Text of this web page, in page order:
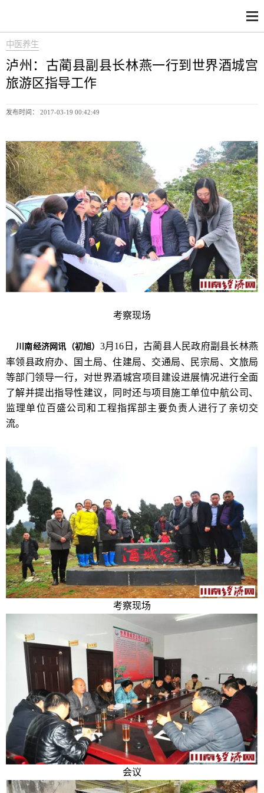
中医养生
泸州：古蔺县副县长林燕一行到世界酒城宫
旅游区指导工作
发布时间： 2017-03-19 00:42:49
考察现场
川南经济网讯（初旭） 3月16日，古蔺县人民政府副县长林燕
率领县政府办、国土局、住建局、交通局、民宗局、文旅局
等部门领导一行，对世界酒城宫项目建设进展情况进行全面
了解并提出指导性建议，同时还与项目施工单位中航公司、
监理单位百盛公司和工程指挥部主要负责人进行了亲切交
流。
考察现场
会议